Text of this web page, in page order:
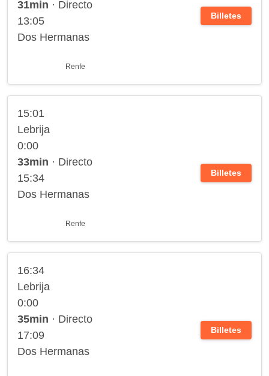
31min · Directo
13:05
Dos Hermanas
Renfe
Billetes
15:01
Lebrija
0:00
33min · Directo
15:34
Dos Hermanas
Renfe
Billetes
16:34
Lebrija
0:00
35min · Directo
17:09
Dos Hermanas
Billetes